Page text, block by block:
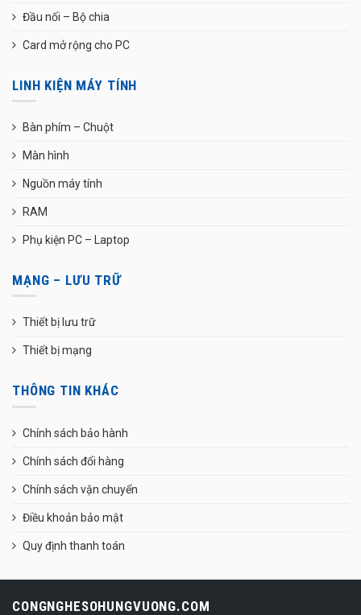
Đầu nối – Bộ chia
Card mở rộng cho PC
LINH KIỆN MÁY TÍNH
Bàn phím – Chuột
Màn hình
Nguồn máy tính
RAM
Phụ kiện PC – Laptop
MẠNG – LƯU TRỮ
Thiết bị lưu trữ
Thiết bị mạng
THÔNG TIN KHÁC
Chính sách bảo hành
Chính sách đổi hàng
Chính sách vận chuyển
Điều khoản bảo mật
Quy định thanh toán
CONGNGHESOHUNGVUONG.COM